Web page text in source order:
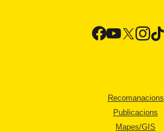
Recomanacions
Publicacions
Mapes/GIS